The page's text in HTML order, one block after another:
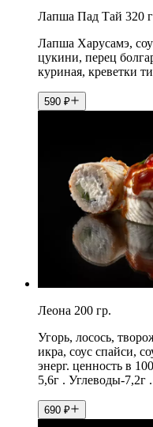
Лапша Пад Тай 320
Лапша Харусамэ,
цукини, перец
куриная, креветки
590 ₽
Леона 200 гр.
Угорь, лосось,
икра, соус спайси,
энерг. ценность в
5,6г . Углеводы-7,2г
690 ₽